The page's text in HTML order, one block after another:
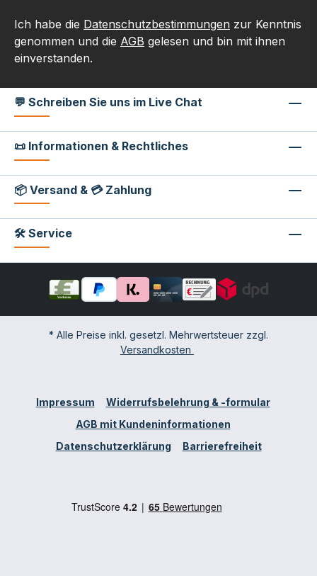
Ich habe die Datenschutzbestimmungen zur Kenntnis
genommen und die AGB gelesen und bin mit ihnen
einverstanden.
💬 Schreiben Sie uns im Live Chat
📜 Informationen & Rechtliches
📦 Versand & 💳 Zahlung
🛠 Service
* Alle Preise inkl. gesetzl. Mehrwertsteuer zzgl.
Versandkosten
Impressum
Widerrufsbelehrung & -formular
AGB mit Kundeninformationen
Datenschutzerklärung
Barrierefreiheit